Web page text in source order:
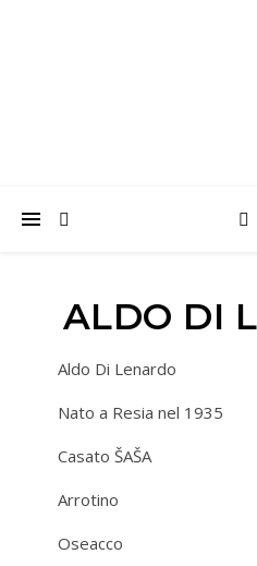
ALDO DI
Aldo Di Lenardo
Nato a Resia nel 1935
Casato ŠAŠA
Arrotino
Oseacco